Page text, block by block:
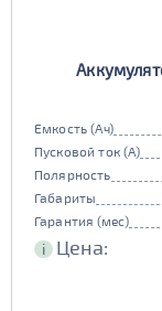
Емкость (Ач)
Пусковой ток (А)
Полярность
Габариты
Гарантия (мес)
i Цена: